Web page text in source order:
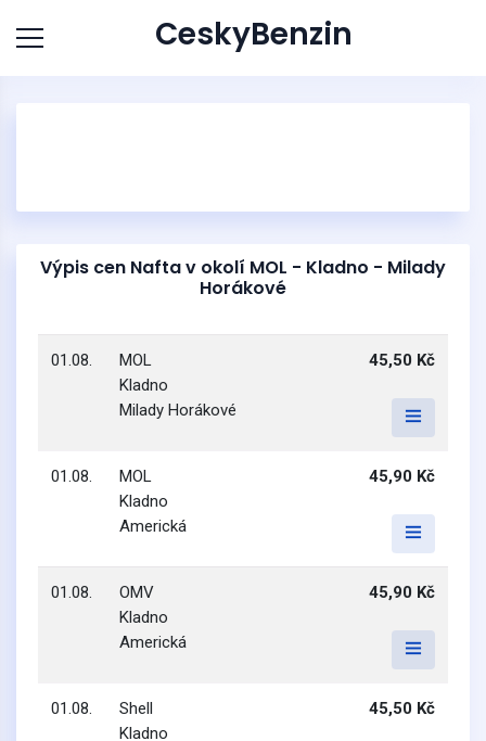
CeskyBenzin
Výpis cen Nafta v okolí MOL - Kladno - Milady
Horákové
01.08.
MOL
Kladno
Milady Horákové
45,50 Kč
01.08.
MOL
Kladno
Americká
45,90 Kč
01.08.
OMV
Kladno
Americká
45,90 Kč
01.08.
Shell
Kladno
45,50 Kč